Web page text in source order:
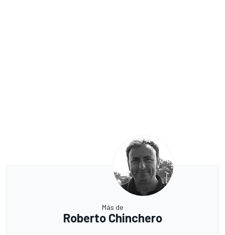
Más de
Roberto Chinchero